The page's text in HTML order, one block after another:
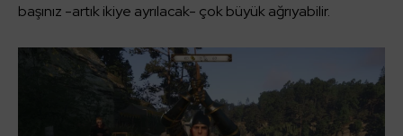
başınız -artık ikiye ayrılacak- çok büyük ağrıyabilir.